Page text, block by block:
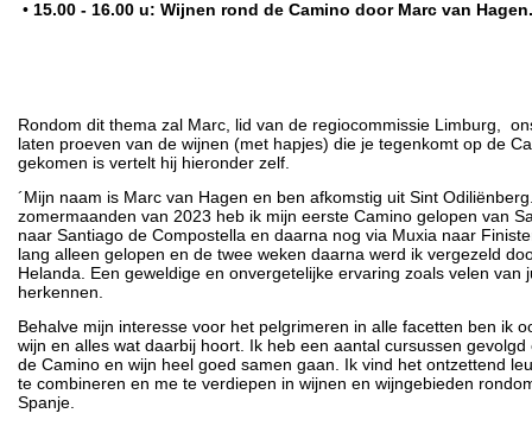
• 15.00 - 16.00 u: Wijnen rond de Camino door Marc van
Rondom dit thema zal Marc, lid van de regiocommissie Limburg,
laten proeven van de wijnen (met hapjes) die je tegenkomt op de
gekomen is vertelt hij hieronder zelf.
´Mijn naam is Marc van Hagen en ben afkomstig uit Sint
zomermaanden van 2023 heb ik mijn eerste Camino gelopen van
naar Santiago de Compostella en daarna nog via Muxia naar
lang alleen gelopen en de twee weken daarna werd ik vergezeld
Helanda. Een geweldige en onvergetelijke ervaring zoals velen van
herkennen.
Behalve mijn interesse voor het pelgrimeren in alle facetten ben ik
wijn en alles wat daarbij hoort. Ik heb een aantal cursussen
de Camino en wijn heel goed samen gaan. Ik vind het ontzettend
te combineren en me te verdiepen in wijnen en wijngebieden
Spanje.